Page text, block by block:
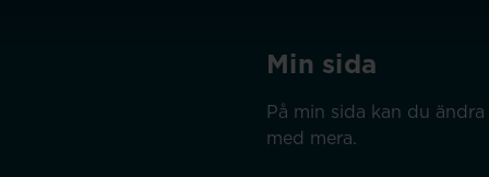
Min sida
På min sida kan du
med mera.